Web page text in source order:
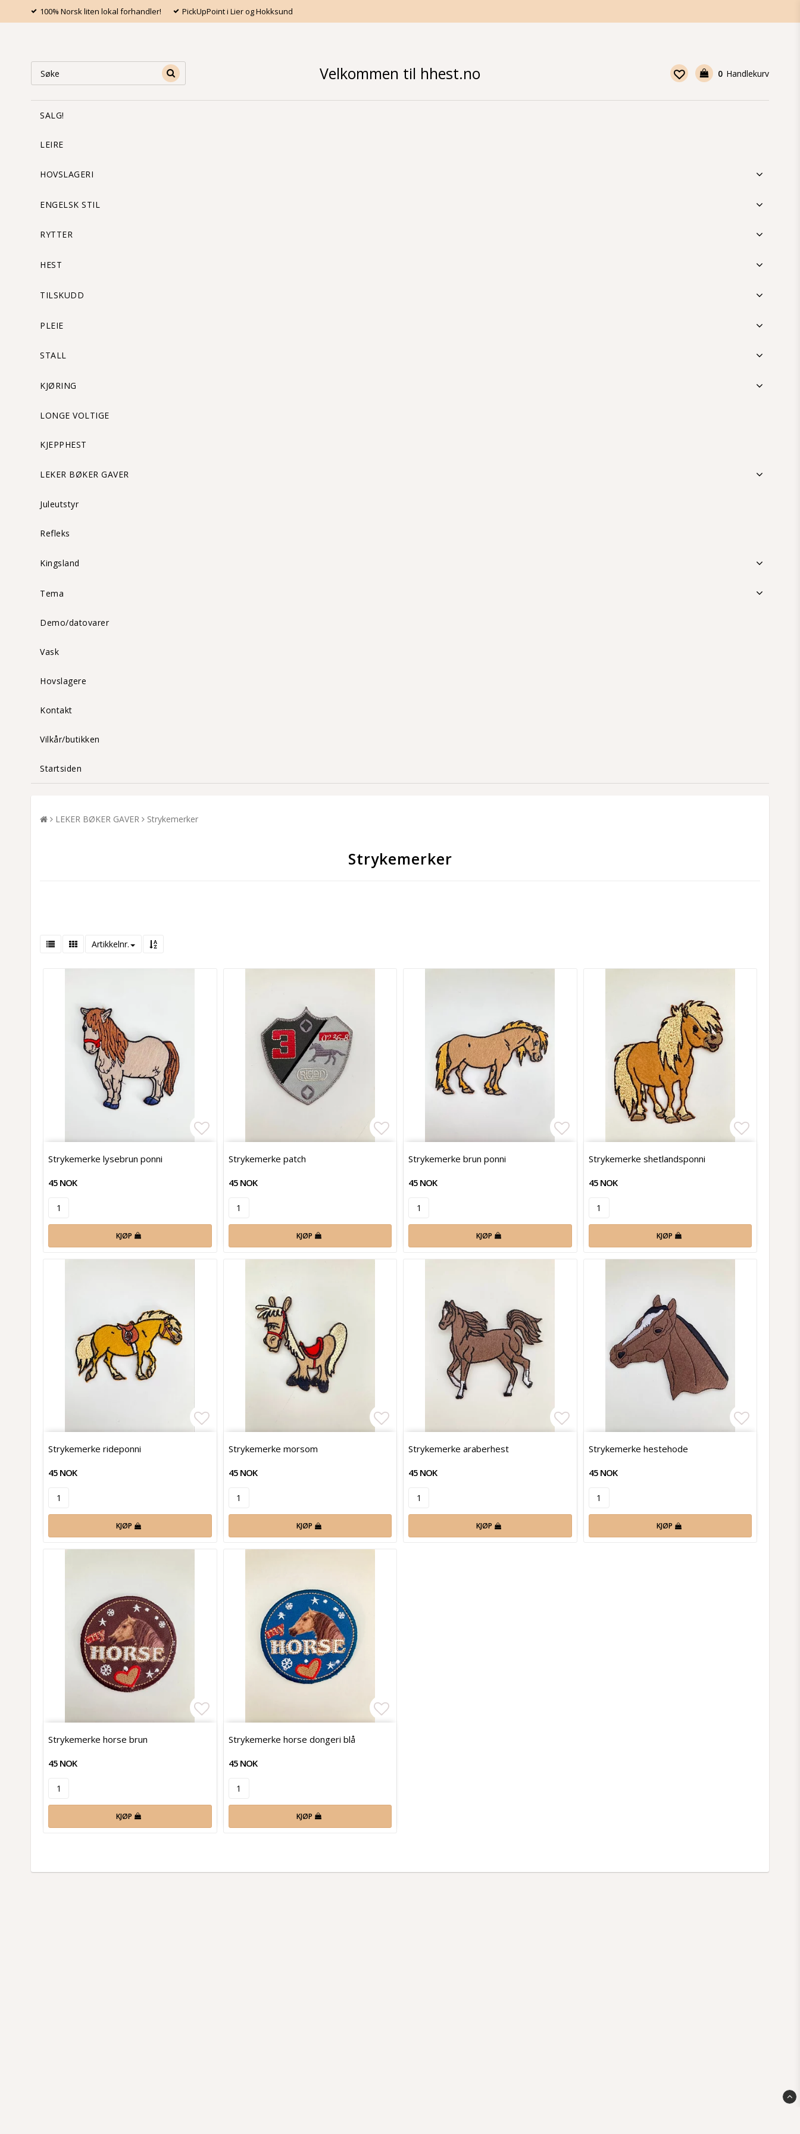
100% Norsk liten lokal forhandler! PickUpPoint i Lier og Hokksund
Velkommen til hhest.no 0 Handlekurv
SALG!
LEIRE
HOVSLAGERI
ENGELSK STIL
RYTTER
HEST
TILSKUDD
PLEIE
STALL
KJØRING
LONGE VOLTIGE
KJEPPHEST
LEKER BØKER GAVER
Juleutstyr
Refleks
Kingsland
Tema
Demo/datovarer
Vask
Hovslagere
Kontakt
Vilkår/butikken
Startsiden
LEKER BØKER GAVER Strykemerker
Strykemerker
Artikkelnr.
Add to list of favorites
Strykemerke lysebrun ponni
45 NOK
KJØP
Add to list of favorites
Strykemerke patch
45 NOK
KJØP
Add to list of favorites
Strykemerke brun ponni
45 NOK
KJØP
Strykemerke shetlandsponni
45 NOK
KJØP
Add to list of favorites
Strykemerke rideponni
45 NOK
KJØP
Add to list of favorites
Strykemerke morsom
45 NOK
KJØP
Add to list of favorites
Strykemerke araberhest
45 NOK
KJØP
Strykemerke hestehode
45 NOK
KJØP
Add to list of favorites
Strykemerke horse brun
45 NOK
KJØP
Strykemerke horse dongeri blå
45 NOK
KJØP